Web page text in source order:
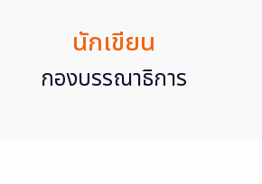
นักเขียน
กองบรรณาธิการ